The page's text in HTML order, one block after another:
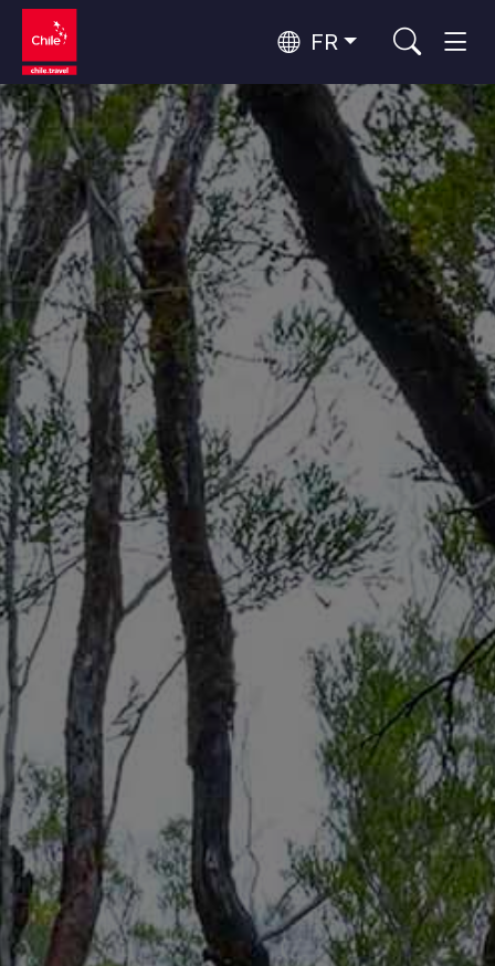
FR
Par zones
Désert d'Atacama et Altiplano
Désert et Altiplano, Vallées et Villages, Montagne et Neige
Santiago, Valparaíso et Vallées Viticoles
Villes, Montagne et Neige, Plage
Rapa Nui et Archipel Juan Fernández
Plage, Îles
Forêts, Lacs et Volcans
Forêts, Patagonie, Montagne et Neige
Patagonie et Antarctique
Patagonie, Vallées et Villages, Montagne et Neige
Par paysage
Plage
Montagne et Neige
Vallées et Villages
Villes
Désert et Altiplano
Forêts
Îles
PAYSAGES ZONES
ACTIVITÉS
INCONTOURNABLES
Aventure et sport
Nature et parcs nationaux
Culture et patrimoine
Observation du ciel
Tourisme urbain
Routes du vin et gastronomie
PAYSAGES ZONES
ACTIVITÉS
Top 10 des activités populaires
Top 10 des destinations
populaires
Top 10 des attractions
populaires
PAYSAGES ZONES
ACTIVITÉS
INCONTOURNABLES